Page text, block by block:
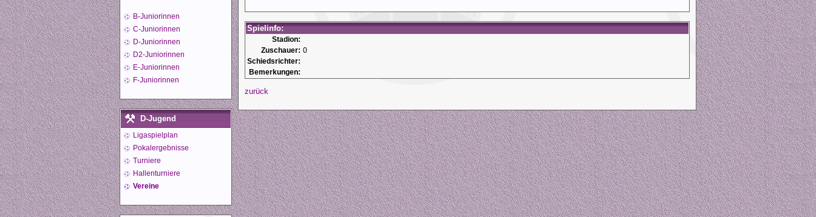
B-Juniorinnen
C-Juniorinnen
D-Juniorinnen
D2-Juniorinnen
E-Juniorinnen
F-Juniorinnen
D-Jugend
Ligaspielplan
Pokalergebnisse
Turniere
Hallenturniere
Vereine
Spielinfo:
Stadion:
Zuschauer: 0
Schiedsrichter:
Bemerkungen:
zurück